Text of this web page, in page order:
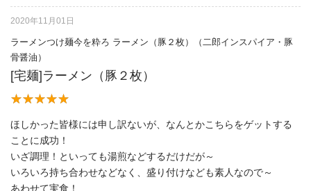
2020年11月01日
ラーメンつけ麺今を粋ろ ラーメン（豚２枚）（二郎インスパイア・豚
骨醤油）
[宅麺]ラーメン（豚２枚）
ほしかった皆様には申し訳ないが、なんとかこちらをゲットする
ことに成功！
いざ調理！といっても湯煎などするだけだが～
いろいろ持ち合わせなどなく、盛り付けなども素人なので～
あわせて実食！